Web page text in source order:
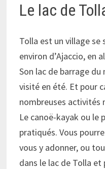
Le lac de
Tolla est un village
environ d’Ajaccio, en
Son lac de barrage
visité en été. Et pour
nombreuses activités
Le canoë-kayak ou le
pratiqués. Vous
vous y adonner, ou
dans le lac de Tolla